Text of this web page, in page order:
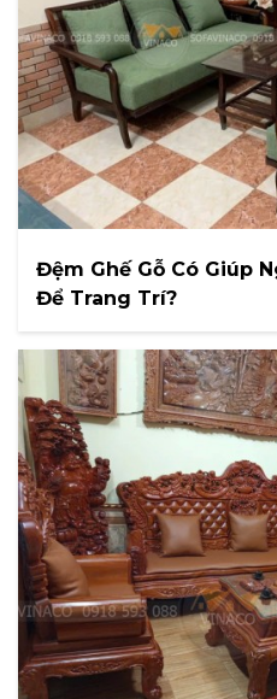
Đệm Ghế Gỗ Có Giúp
Để Trang Trí?